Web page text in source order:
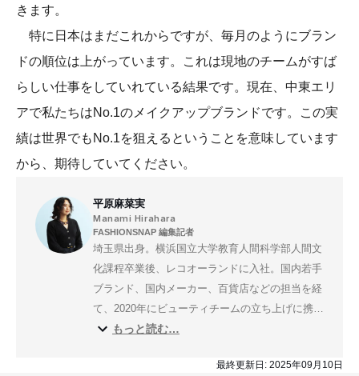
きます。
特に日本はまだこれからですが、毎月のようにブラン
ドの順位は上がっています。これは現地のチームがすば
らしい仕事をしていれている結果です。現在、中東エリ
アで私たちはNo.1のメイクアップブランドです。この実
績は世界でもNo.1を狙えるということを意味しています
から、期待していてください。
平原麻菜実
Manami Hirahara
FASHIONSNAP 編集記者
埼玉県出身。横浜国立大学教育人間科学部人間文
化課程卒業後、レコオーランドに入社。国内若手
ブランド、国内メーカー、百貨店などの担当を経
て、2020年にビューティチームの立ち上げに携わ
る。ポッドキャストやシューティング、海外コス
い観点でファッションとビューティの親和性を探
もっと読む…
最終更新日: 2025年09月10日